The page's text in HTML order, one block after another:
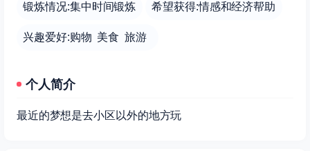
锻炼情况:集中时间锻炼 希望获得:情感和经济帮助
兴趣爱好:购物 美食 旅游
个人简介
最近的梦想是去小区以外的地方玩